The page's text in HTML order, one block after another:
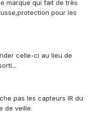
marque qui fait de très
pour les
celle-ci au lieu de
pas les capteurs IR du
de veille.